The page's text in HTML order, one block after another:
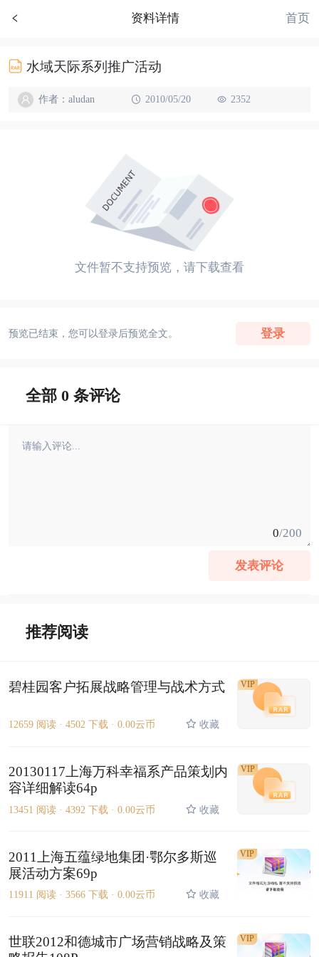
资料详情 首页
水域天际系列推广活动
作者：aludan 2010/05/20 2352
文件暂不支持预览，请下载查看
预览已结束，您可以登录后预览全文。 登录
全部 0 条评论
0/200
发表评论
推荐阅读
碧桂园客户拓展战略管理与战术方式
12659 阅读 · 4502 下载 · 0.00云币 收藏
VIP
20130117上海万科幸福系产品策划内
容详细解读64p
13451 阅读 · 4392 下载 · 0.00云币 收藏
VIP
2011上海五蕴绿地集团·鄂尔多斯巡
展活动方案69p
11911 阅读 · 3566 下载 · 0.00云币 收藏
VIP
世联2012和德城市广场营销战略及策
VIP